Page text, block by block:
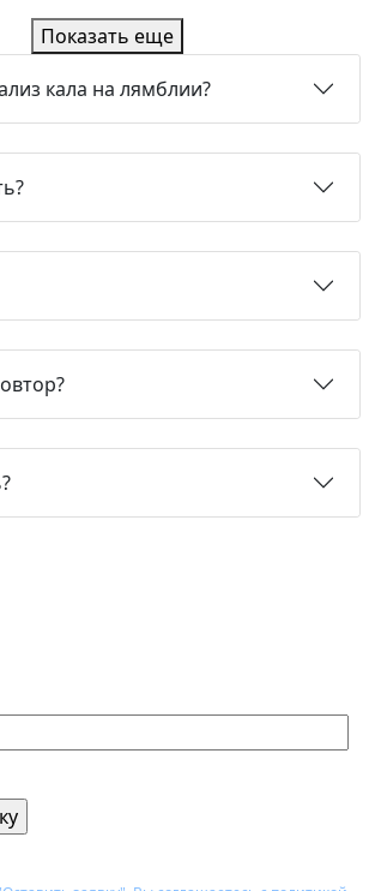
Показать еще
кала на лямблии?